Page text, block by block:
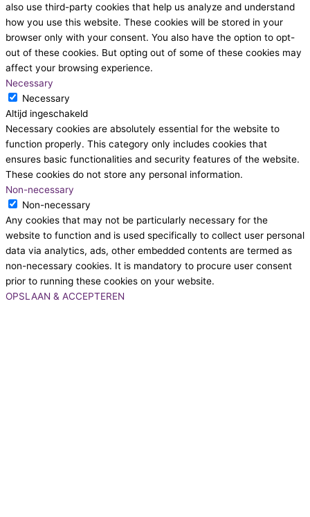
also use third-party cookies that help us analyze and understand
how you use this website. These cookies will be stored in your
browser only with your consent. You also have the option to opt-
out of these cookies. But opting out of some of these cookies may
affect your browsing experience.
Necessary
Necessary
Altijd ingeschakeld
Necessary cookies are absolutely essential for the website to
function properly. This category only includes cookies that
ensures basic functionalities and security features of the website.
These cookies do not store any personal information.
Non-necessary
Non-necessary
Any cookies that may not be particularly necessary for the
website to function and is used specifically to collect user personal
data via analytics, ads, other embedded contents are termed as
non-necessary cookies. It is mandatory to procure user consent
prior to running these cookies on your website.
OPSLAAN & ACCEPTEREN